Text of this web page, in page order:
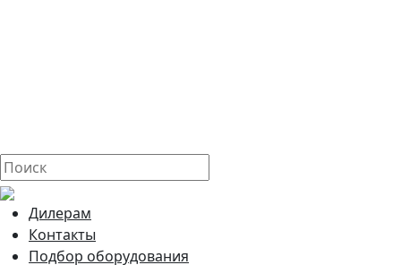
Дилерам
Контакты
Подбор оборудования